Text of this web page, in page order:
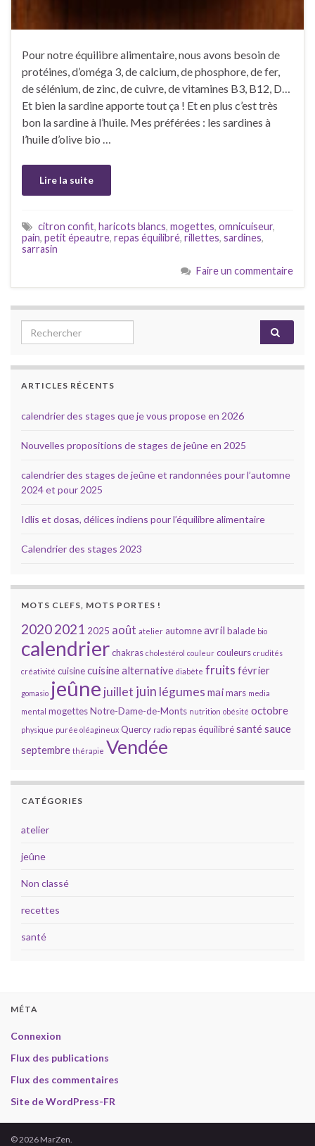
Pour notre équilibre alimentaire, nous avons besoin de
protéines, d’oméga 3, de calcium, de phosphore, de fer,
de sélénium, de zinc, de cuivre, de vitamines B3, B12, D…
Et bien la sardine apporte tout ça ! Et en plus c’est très
bon la sardine à l’huile. Mes préférées : les sardines à
l’huile d’olive bio …
Lire la suite
citron confit, haricots blancs, mogettes, omnicuiseur,
pain, petit épeautre, repas équilibré, rillettes, sardines,
sarrasin
Faire un commentaire
Search for:
ARTICLES RÉCENTS
calendrier des stages que je vous propose en 2026
Nouvelles propositions de stages de jeûne en 2025
calendrier des stages de jeûne et randonnées pour l’automne
2024 et pour 2025
Idlis et dosas, délices indiens pour l’équilibre alimentaire
Calendrier des stages 2023
MOTS CLEFS, MOTS PORTES !
20202021 2025 août atelier automneavril balade bio
calendrierchakras cholestérol couleur couleurs crudités
créativité cuisinecuisine alternative diabète fruits février
gomasio jeûne juillet juin légumes maimars media
mental mogettesNotre-Dame-de-Monts nutrition obésité octobre
physique purée oléagineux Quercy radio repas équilibrésantésauce
septembre thérapie Vendée
CATÉGORIES
atelier
jeûne
Non classé
recettes
santé
MÉTA
Connexion
Flux des publications
Flux des commentaires
Site de WordPress-FR
© 2026 MarZen.